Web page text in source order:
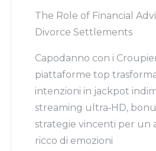
The Role of Financial
Divorce Settlements
Capodanno con i
piattaforme top
intenzioni in jackpot
streaming ultra‑HD,
strategie vincenti per un
ricco di emozioni